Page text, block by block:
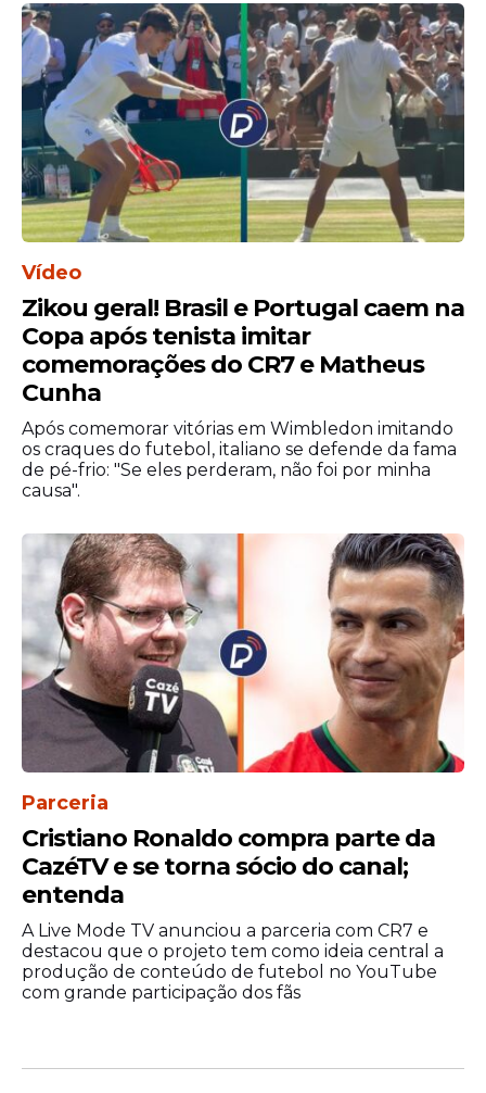
Vídeo
Zikou geral! Brasil e Portugal caem na
Copa após tenista imitar
comemorações do CR7 e Matheus
Cunha
Após comemorar vitórias em Wimbledon imitando
os craques do futebol, italiano se defende da fama
de pé-frio: "Se eles perderam, não foi por minha
causa".
Parceria
Cristiano Ronaldo compra parte da
CazéTV e se torna sócio do canal;
entenda
A Live Mode TV anunciou a parceria com CR7 e
destacou que o projeto tem como ideia central a
produção de conteúdo de futebol no YouTube
com grande participação dos fãs